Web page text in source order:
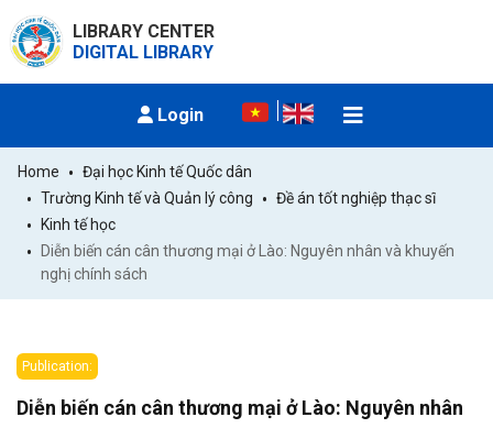
LIBRARY CENTER
DIGITAL LIBRARY
Login
Home
Đại học Kinh tế Quốc dân
Trường Kinh tế và Quản lý công
Đề án tốt nghiệp thạc sĩ
Kinh tế học
Diễn biến cán cân thương mại ở Lào: Nguyên nhân và khuyến
nghị chính sách
Publication:
Diễn biến cán cân thương mại ở Lào: Nguyên nhân